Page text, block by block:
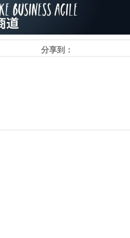
分享到：